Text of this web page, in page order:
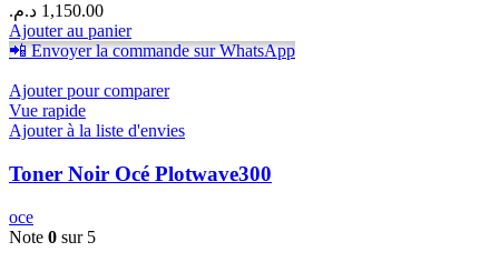
1,150.00 د.م.
Ajouter au panier
📲 Envoyer la commande sur WhatsApp
Ajouter pour comparer
Vue rapide
Ajouter à la liste d'envies
Toner Noir Océ Plotwave300
oce
Note 0 sur 5